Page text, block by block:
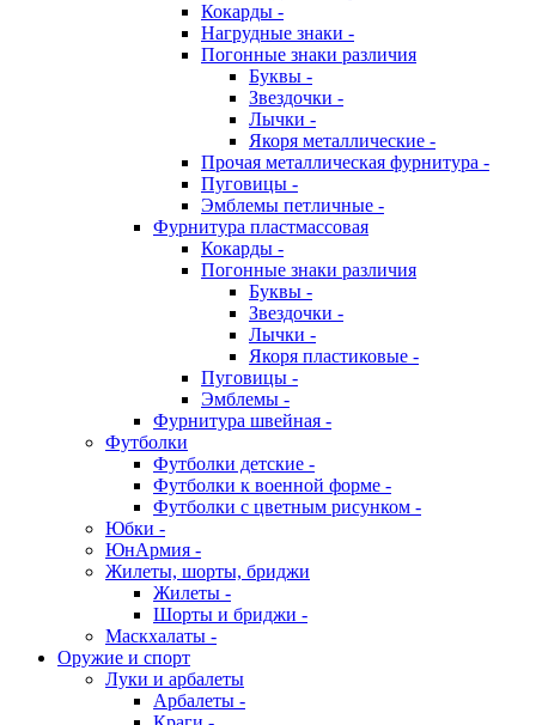
Кокарды -
Нагрудные знаки -
Погонные знаки различия
Буквы -
Звездочки -
Лычки -
Якоря металлические -
Прочая металлическая фурнитура -
Пуговицы -
Эмблемы петличные -
Фурнитура пластмассовая
Кокарды -
Погонные знаки различия
Буквы -
Звездочки -
Лычки -
Якоря пластиковые -
Пуговицы -
Эмблемы -
Фурнитура швейная -
Футболки
Футболки детские -
Футболки к военной форме -
Футболки с цветным рисунком -
Юбки -
ЮнАрмия -
Жилеты, шорты, бриджи
Жилеты -
Шорты и бриджи -
Маскхалаты -
Оружие и спорт
Луки и арбалеты
Арбалеты -